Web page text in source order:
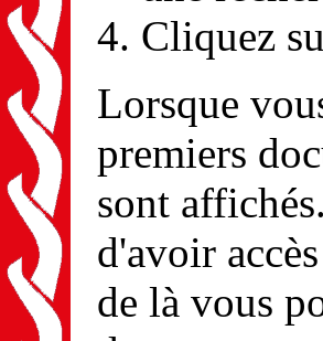
Cliquez
Lorsque
premiers
sont
d'avoir
de là vous